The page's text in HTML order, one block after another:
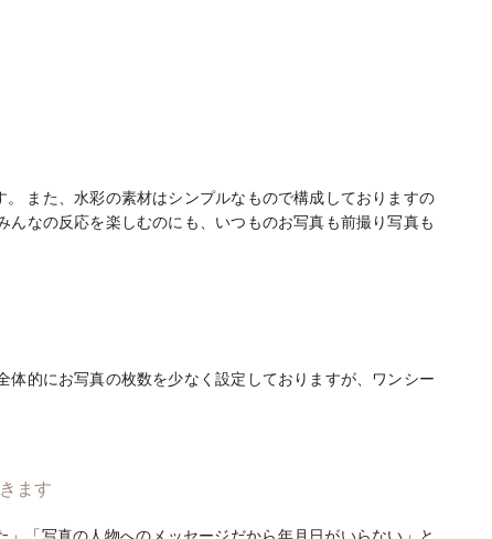
また、水彩の素材はシンプルなもので構成しておりますの
なの反応を楽しむのにも、いつものお写真も前撮り写真も
的にお写真の枚数を少なく設定しておりますが、ワンシー
ます
「写真の人物へのメッセージだから年月日がいらない」と